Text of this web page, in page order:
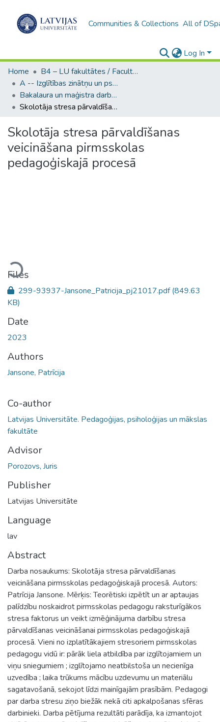
Communities & Collections All of
Log In
Home
B4 – LU fakultātes / Faculties of the UL
A -- Izglītības zinātņu un psiholoģijas fakultāte / Faculty of Education Sciences and Psychology
Bakalaura un maģistra darbi (PPMF) / Bachelor's and Master's theses
Skolotāja stresa pārvaldīšanas veicināšana pirmsskolas pedagoģiskajā procesā
Skolotāja stresa pārvaldīšanas
veicināšana pirmsskolas
pedagoģiskajā procesā
Loading...
Files
299-93937-Jansone_Patricija_pj21017.pdf(849.63
KB)
Date
2023
Authors
Jansone, Patrīcija
Co-author
Latvijas Universitāte. Pedagoģijas, psiholoģijas un mākslas
fakultāte
Advisor
Porozovs, Juris
Publisher
Latvijas Universitāte
Language
lav
Abstract
Darba nosaukums: Skolotāja stresa pārvaldīšanas
veicināšana pirmsskolas pedagoģiskajā procesā. Autors:
Patrīcija Jansone. Mērķis: Teorētiski izpētīt un ar aptaujas
palīdzību noskaidrot pirmsskolas pedagogu raksturīgākos
stresa faktorus un veikt izmēģinājuma darbību stresa
pārvaldīšanas veicināšanai pirmsskolas pedagoģiskajā
procesā. Vieni no izplatītākajiem stresoriem pirmsskolas
pedagogu vidū ir: pārāk liela atbildība par izglītojamiem un
viņu sniegumiem ; izglītojamo neatbilstoša un necienīga
uzvedība ; laika trūkums mācību uzdevumu un materiālu
sagatavošanā, sekojot līdzi mainīgajām prasībām. Pedagogi
par darba stresu ziņo biežāk nekā citi apkalpošanas sfēras
darbinieki. Darba pētījuma rezultāti parādīja, ka izmantojot